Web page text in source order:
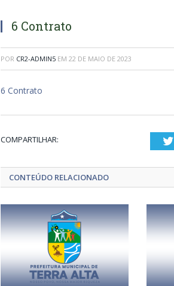
6 Contrato
POR CR2-ADMIN5 EM 22 DE MAIO DE 2023
6 Contrato
COMPARTILHAR:
CONTEÚDO RELACIONADO